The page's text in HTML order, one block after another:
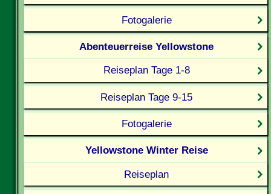
Fotogalerie
Abenteuerreise Yellowstone
Reiseplan Tage 1-8
Reiseplan Tage 9-15
Fotogalerie
Yellowstone Winter Reise
Reiseplan